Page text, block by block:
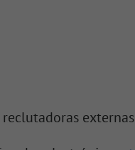
reclutadoras externas